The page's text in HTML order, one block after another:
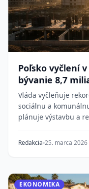
Poľsko vyčlení
bývanie 8,7
Vláda vyčleňuje
sociálnu a
plánuje výstavbu a
Redakcia 25. marca 2026
EKONOMIKA